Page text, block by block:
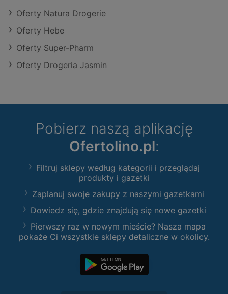
Oferty Natura Drogerie
Oferty Hebe
Oferty Super-Pharm
Oferty Drogeria Jasmin
Pobierz naszą aplikację
Ofertolino.pl:
Filtruj sklepy według kategorii i przeglądaj
produkty i gazetki
Zaplanuj swoje zakupy z naszymi gazetkami
Dowiedz się, gdzie znajdują się nowe gazetki
Pierwszy raz w nowym mieście? Nasza mapa
pokaże Ci wszystkie sklepy detaliczne w okolicy.